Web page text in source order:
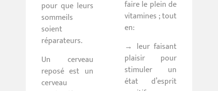
pour que leurs
sommeils
soient
réparateurs.
Un cerveau
reposé est un
cerveau
faire le plein de
vitamines ; tout
en:
→ leur faisant
plaisir pour
stimuler un
état d’esprit